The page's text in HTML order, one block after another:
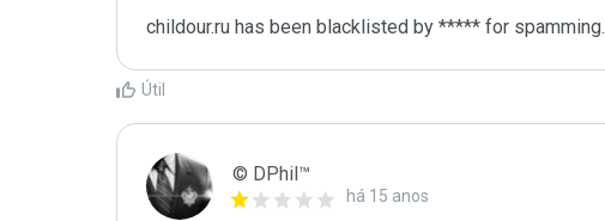
childour.ru has been blacklisted by ***** for spamming.
Útil
© DPhil™
há 15 anos